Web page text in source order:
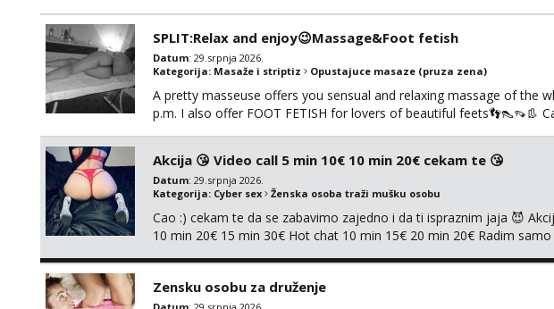
SPLIT:Relax and enjoy😉Massage&Foot fetish
Datum: 29.srpnja 2026.
Kategorija: Masaže i striptiz Opustajuce masaze (pruza zena)
A pretty masseuse offers you sensual and relaxing massage of the
p.m. I also offer FOOT FETISH for lovers of beautiful feets👣👠👡👢
Akcija 😘 Video call 5 min 10€ 10 min 20€ cekam te 😘
Datum: 29.srpnja 2026.
Kategorija: Cyber sex Ženska osoba traži mušku osobu
Cao :) cekam te da se zabavimo zajedno i da ti ispraznim jaja 😈
10 min 20€ 15 min 30€ Hot chat 10 min 15€ 20 min 20€ Radim
Zensku osobu za druženje